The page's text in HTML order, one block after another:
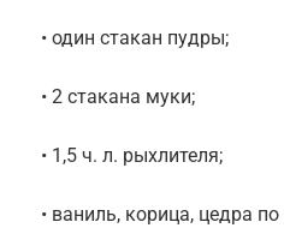
• один стакан пудры;
• 2 стакана муки;
• 1,5 ч. л. рыхлителя;
• ваниль, корица, цедра по